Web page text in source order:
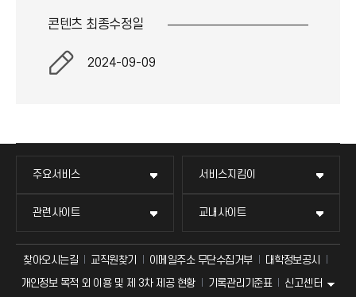
콘텐츠 최종수정일
2024-09-09
주요서비스
교수채용
인터넷증명
입학안내
서비스지킴이
불친절신고
자주 묻는 질문(FAQ)
칭찬마당
관련사이트
발전기금
산학협력단
소비자생활협동조합
교내사이트
교육혁신본부
국제교류과
매트릭스
찾아오시는길 교직원찾기 이메일주소 무단수집거부
대학정보공시
개인정보 목적 외 이용 및 제 3차 제공 현황
기록관리기준표 신고센터